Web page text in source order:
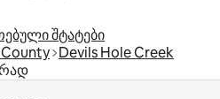
შტატები
Devils Hole Creek